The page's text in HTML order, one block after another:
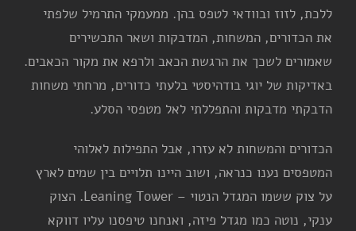
ללכת, לזוז ובוודאי לטפס בהן. ממעמקי התרמיל שלפתי
את הכדורים, המשחות, המדבקות ושאר התכשירים
שאמורים לשכך את הרגשת הכאב ולרפא את מקור הכאבים.
באדיקות של יוגי בודהיסטי בלעתי כדורים, מרחתי משחות
הדבקתי מדבקות והתפללתי לאל מטפסי הסלע.
הכדורים והמשחות לא עזרו, אבל התפילות לאלוהי
המטפסים נענו כנראה, ושוב היינו תלויים בין שמים לארץ
על צוק ששמו המגדל הנטוי – Leaning Tower. הצוק
ענקי, נוטה כמו מגדל פיזה, ואנחנו טיפסנו עליו דווקא